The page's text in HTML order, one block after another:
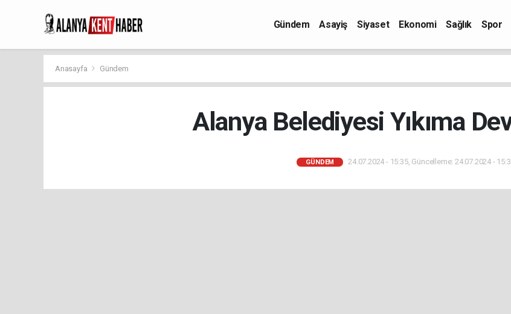
Gündem Asayiş Siyaset Ekonomi Sağlık Spor
Anasayfa Gündem
Alanya Belediyesi Yıkıma
GÜNDEM 24.07.2024 - 15:35, Güncelleme: 24.07.2024 -